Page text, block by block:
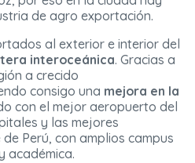
de agro exportación.
al exterior e interior del
interoceánica. Gracias a
a crecido
consigo una mejora en la
con el mejor aeropuerto del
y las mejores
Perú, con amplios campus
académica.